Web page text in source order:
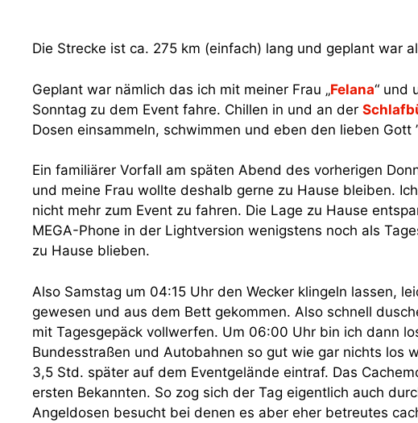
Die Strecke ist ca. 275 km (einfach) lang und geplant war
Geplant war nämlich das ich mit meiner Frau „Felana“ und
Sonntag zu dem Event fahre. Chillen in und an der
Dosen einsammeln, schwimmen und eben den lieben Gott
Ein familiärer Vorfall am späten Abend des vorherigen
und meine Frau wollte deshalb gerne zu Hause bleiben.
nicht mehr zum Event zu fahren. Die Lage zu Hause
MEGA-Phone in der Lightversion wenigstens noch als
zu Hause blieben.
Also Samstag um 04:15 Uhr den Wecker klingeln lassen,
gewesen und aus dem Bett gekommen. Also schnell
mit Tagesgepäck vollwerfen. Um 06:00 Uhr bin ich dann
Bundesstraßen und Autobahnen so gut wie gar nichts los
3,5 Std. später auf dem Eventgelände eintraf. Das
ersten Bekannten. So zog sich der Tag eigentlich auch
Angeldosen besucht bei denen es aber eher betreutes